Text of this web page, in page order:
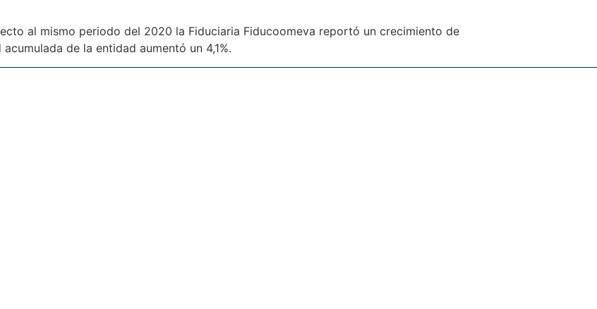
al mismo periodo del 2020 la Fiduciaria Fiducoomeva reportó un crecimiento de
de la entidad aumentó un 4,1%.